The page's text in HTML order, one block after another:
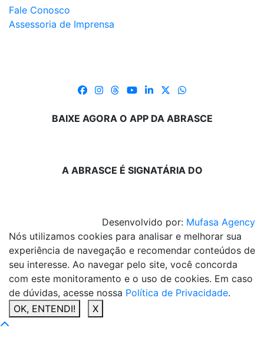
Fale Conosco
Assessoria de Imprensa
BAIXE AGORA O APP DA ABRASCE
A ABRASCE É SIGNATÁRIA DO
Desenvolvido por: Mufasa Agency
Nós utilizamos cookies para analisar e melhorar sua
experiência de navegação e recomendar conteúdos de
seu interesse. Ao navegar pelo site, você concorda
com este monitoramento e o uso de cookies. Em caso
de dúvidas, acesse nossa Política de Privacidade.
OK, ENTENDI!
X